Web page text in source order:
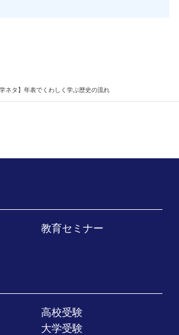
学ネタ】年表でくわしく学ぶ歴史の流れ
教育セミナー
高校受験
大学受験